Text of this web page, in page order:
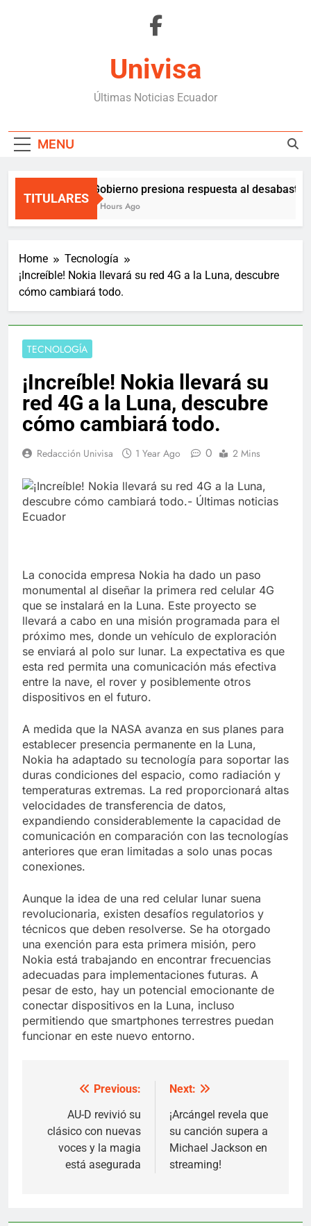
Univisa
Últimas Noticias Ecuador
MENU
TITULARES
Gobierno presiona respuesta al
2 Hours Ago
Home
Tecnología
¡Increíble! Nokia llevará su red 4G a la Luna, descubre
cómo cambiará todo.
TECNOLOGÍA
¡Increíble! Nokia llevará su
red 4G a la Luna, descubre
cómo cambiará todo.
Redacción Univisa 1 Year Ago 0 2 Mins
La conocida empresa Nokia ha dado un paso
monumental al diseñar la primera red celular 4G
que se instalará en la Luna. Este proyecto se
llevará a cabo en una misión programada para el
próximo mes, donde un vehículo de exploración
se enviará al polo sur lunar. La expectativa es que
esta red permita una comunicación más efectiva
entre la nave, el rover y posiblemente otros
dispositivos en el futuro.
A medida que la NASA avanza en sus planes para
establecer presencia permanente en la Luna,
Nokia ha adaptado su tecnología para soportar las
duras condiciones del espacio, como radiación y
temperaturas extremas. La red proporcionará altas
velocidades de transferencia de datos,
expandiendo considerablemente la capacidad de
comunicación en comparación con las tecnologías
anteriores que eran limitadas a solo unas pocas
conexiones.
Aunque la idea de una red celular lunar suena
revolucionaria, existen desafíos regulatorios y
técnicos que deben resolverse. Se ha otorgado
una exención para esta primera misión, pero
Nokia está trabajando en encontrar frecuencias
adecuadas para implementaciones futuras. A
pesar de esto, hay un potencial emocionante de
conectar dispositivos en la Luna, incluso
permitiendo que smartphones terrestres puedan
funcionar en este nuevo entorno.
navigation
Previous:
AU-D revivió su
clásico con nuevas
voces y la magia
está asegurada
Next:
¡Arcángel revela que
su canción supera a
Michael Jackson en
streaming!